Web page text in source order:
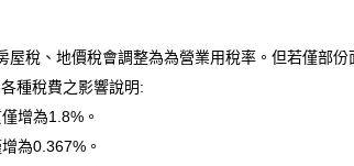
屋稅、地價稅會調整為為營業用稅率。但若僅部
種稅費之影響說明:
增為1.8%。
為0.367%。